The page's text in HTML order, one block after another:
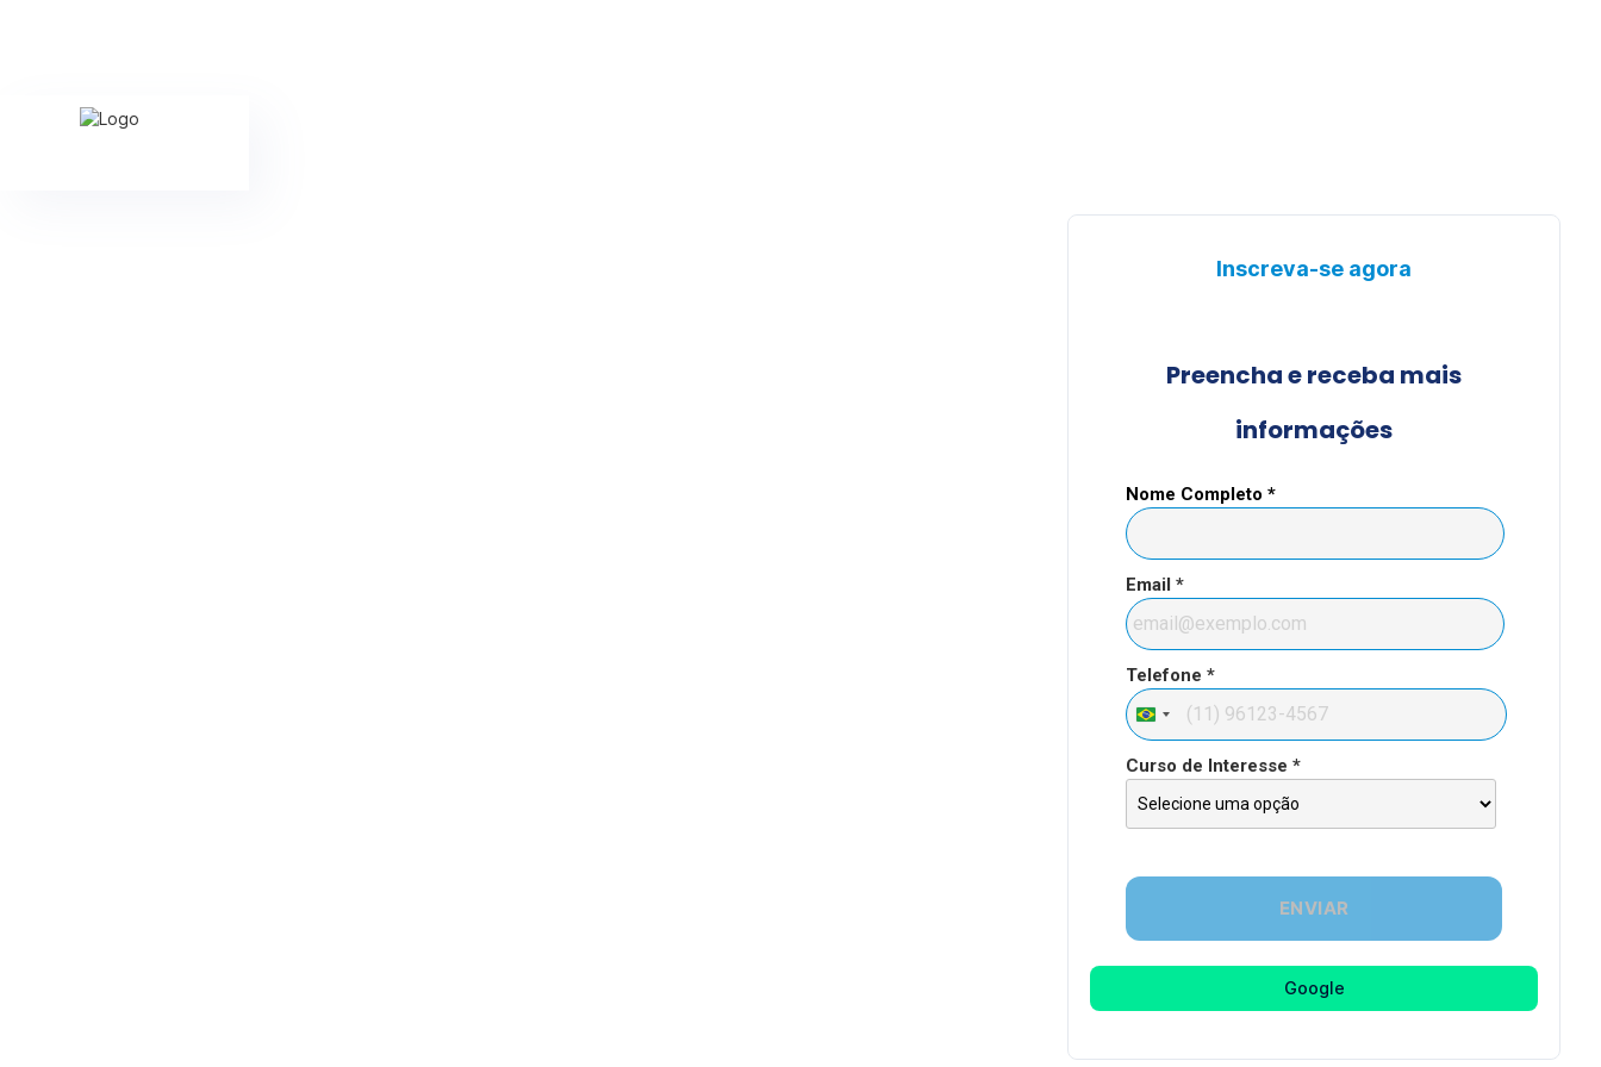
Inscreva-se agora
Google